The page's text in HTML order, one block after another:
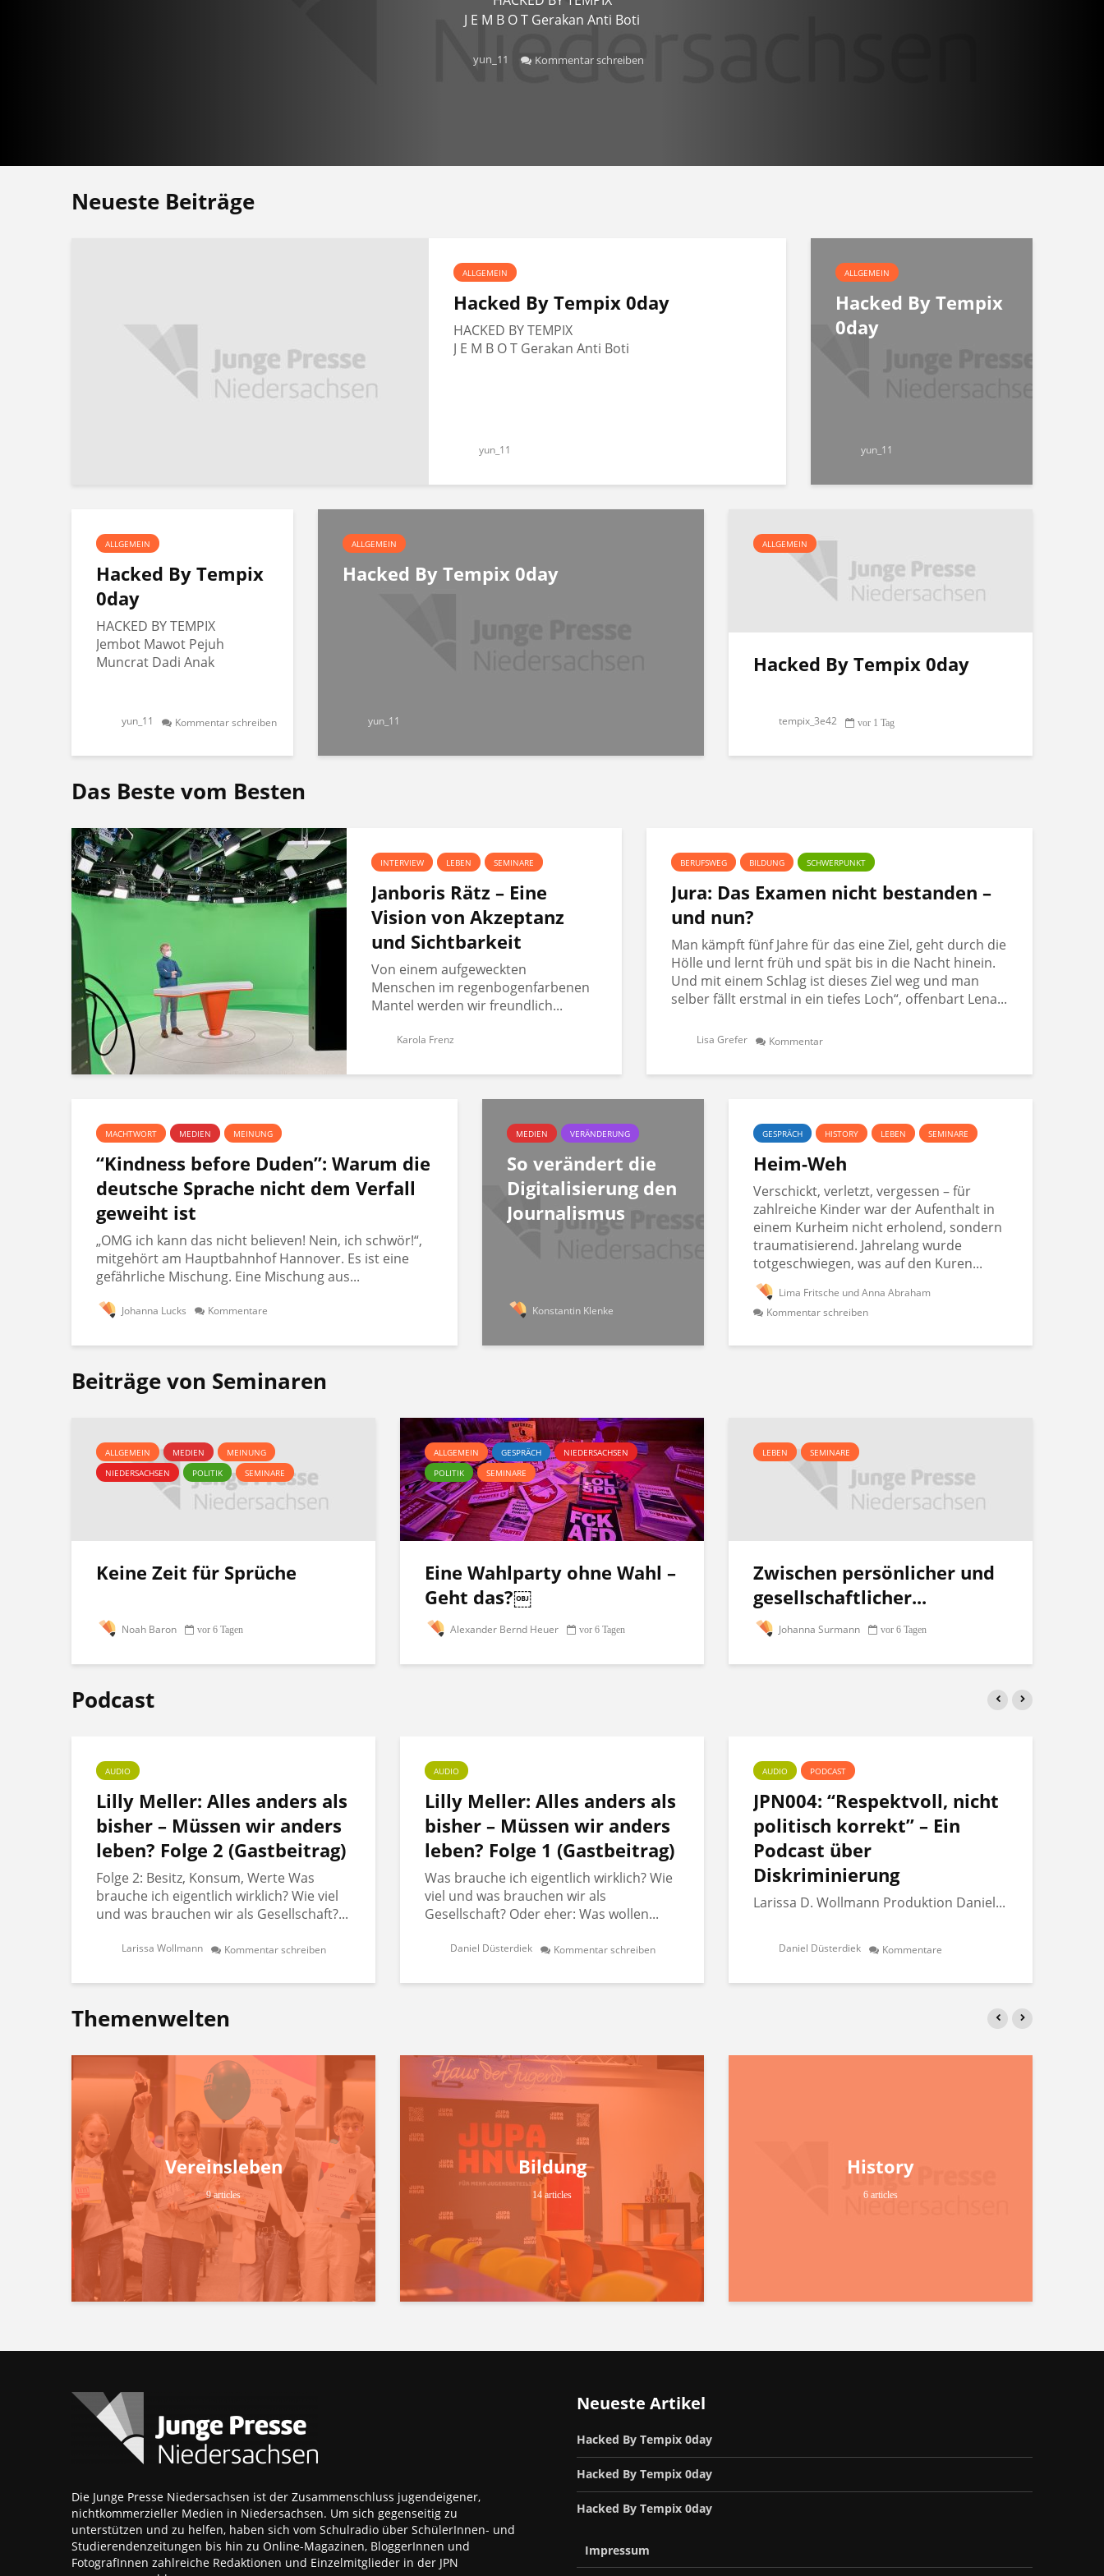
J E M B O T Gerakan Anti Boti
yun_11 Kommentar schreiben
Neueste Beiträge
ALLGEMEIN
Hacked By Tempix 0day
HACKED BY TEMPIX
J E M B O T Gerakan Anti Boti
yun_11
ALLGEMEIN
Hacked By Tempix
0day
yun_11
ALLGEMEIN
Hacked By Tempix
0day
HACKED BY TEMPIX
Jembot Mawot Pejuh
Muncrat Dadi Anak
yun_11 Kommentar schreiben
ALLGEMEIN
Hacked By Tempix 0day
yun_11
ALLGEMEIN
Hacked By Tempix 0day
tempix_3e42 vor 1 Tag
Das Beste vom Besten
INTERVIEW LEBEN SEMINARE
Janboris Rätz – Eine
Vision von Akzeptanz
und Sichtbarkeit
Von einem aufgeweckten
Menschen im regenbogenfarbenen
Mantel werden wir freundlich...
Karola Frenz
BERUFSWEG BILDUNG SCHWERPUNKT
Jura: Das Examen nicht bestanden –
und nun?
Man kämpft fünf Jahre für das eine Ziel, geht durch die
Hölle und lernt früh und spät bis in die Nacht hinein.
Und mit einem Schlag ist dieses Ziel weg und man
selber fällt erstmal in ein tiefes Loch“, offenbart Lena...
Lisa Grefer Kommentar
MACHTWORT MEDIEN MEINUNG
“Kindness before Duden”: Warum die
deutsche Sprache nicht dem Verfall
geweiht ist
„OMG ich kann das nicht believen! Nein, ich schwör!“,
mitgehört am Hauptbahnhof Hannover. Es ist eine
gefährliche Mischung. Eine Mischung aus...
Johanna Lucks Kommentare
MEDIEN VERÄNDERUNG
So verändert die
Digitalisierung den
Journalismus
Konstantin Klenke
GESPRÄCH HISTORY LEBEN SEMINARE
Heim-Weh
Verschickt, verletzt, vergessen – für
zahlreiche Kinder war der Aufenthalt in
einem Kurheim nicht erholend, sondern
traumatisierend. Jahrelang wurde
totgeschwiegen, was auf den Kuren...
Lima Fritsche und Anna Abraham
Kommentar schreiben
Beiträge von Seminaren
ALLGEMEIN MEDIEN
MEINUNG
NIEDERSACHSEN
POLITIK SEMINARE
Keine Zeit für Sprüche
Noah Baron vor 6 Tagen
ALLGEMEIN GESPRÄCH
NIEDERSACHSEN
POLITIK
SEMINARE
Eine Wahlparty ohne Wahl –
Geht das?￼
Alexander Bernd Heuer vor 6 Tagen
LEBEN SEMINARE
Zwischen persönlicher und
gesellschaftlicher...
Johanna Surmann vor 6 Tagen
Podcast
AUDIO
Lilly Meller: Alles anders als
bisher – Müssen wir anders
leben? Folge 2 (Gastbeitrag)
Folge 2: Besitz, Konsum, Werte Was
brauche ich eigentlich wirklich? Wie viel
und was brauchen wir als Gesellschaft?...
Larissa Wollmann Kommentar schreiben
AUDIO
Lilly Meller: Alles anders als
bisher – Müssen wir anders
leben? Folge 1 (Gastbeitrag)
Was brauche ich eigentlich wirklich? Wie
viel und was brauchen wir als
Gesellschaft? Oder eher: Was wollen...
Daniel Düsterdiek Kommentar schreiben
AUDIO PODCAST
JPN004: “Respektvoll, nicht
politisch korrekt” – Ein
Podcast über
Diskriminierung
Larissa D. Wollmann Produktion Daniel...
Daniel Düsterdiek Kommentare
Themenwelten
Vereinsleben
9 articles
Bildung
14 articles
History
6 articles
Die Junge Presse Niedersachsen ist der Zusammenschluss jugendeigener,
nichtkommerzieller Medien in Niedersachsen. Um sich gegenseitig zu
unterstützen und zu helfen, haben sich vom Schulradio über SchülerInnen- und
Studierendenzeitungen bis hin zu Online-Magazinen, BloggerInnen und
FotografInnen zahlreiche Redaktionen und Einzelmitglieder in der JPN
Neueste Artikel
Hacked By Tempix 0day
Hacked By Tempix 0day
Hacked By Tempix 0day
Impressum